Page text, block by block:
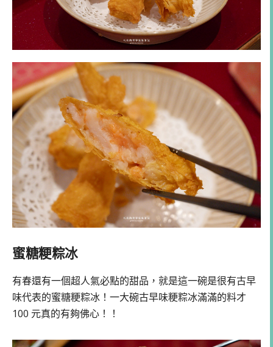
蜜糖粳粽冰
有春還有一個超人氣必點的甜品，就是這一碗是很有古早
味代表的蜜糖粳粽冰！一大碗古早味粳粽冰滿滿的料才
100 元真的有夠佛心！！